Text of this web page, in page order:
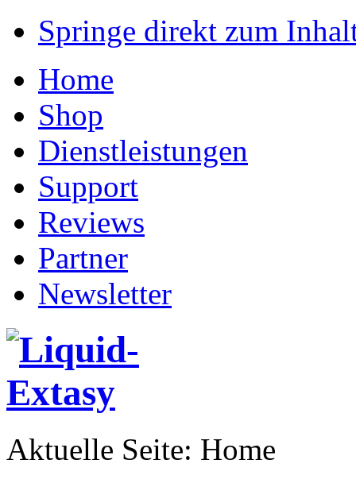
Springe direkt zum
Home
Shop
Dienstleistungen
Support
Reviews
Partner
Newsletter
Aktuelle Seite: Home